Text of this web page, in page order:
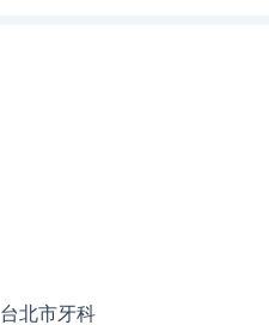
台北市牙科